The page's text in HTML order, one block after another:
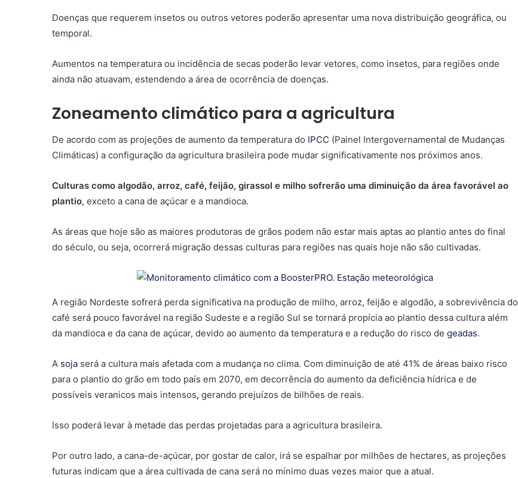
Doenças que requerem insetos ou outros vetores poderão apresentar uma nova distribuição geográfica, ou
temporal.
Aumentos na temperatura ou incidência de secas poderão levar vetores, como insetos, para regiões onde
ainda não atuavam, estendendo a área de ocorrência de doenças.
Zoneamento climático para a agricultura
De acordo com as projeções de aumento da temperatura do IPCC (Painel Intergovernamental de Mudanças
Climáticas) a configuração da agricultura brasileira pode mudar significativamente nos próximos anos.
Culturas como algodão, arroz, café, feijão, girassol e milho sofrerão uma diminuição da área favorável ao
plantio, exceto a cana de açúcar e a mandioca.
As áreas que hoje são as maiores produtoras de grãos podem não estar mais aptas ao plantio antes do final
do século, ou seja, ocorrerá migração dessas culturas para regiões nas quais hoje não são cultivadas.
A região Nordeste sofrerá perda significativa na produção de milho, arroz, feijão e algodão, a sobrevivência do
café será pouco favorável na região Sudeste e a região Sul se tornará propícia ao plantio dessa cultura além
da mandioca e da cana de açúcar, devido ao aumento da temperatura e a redução do risco de geadas.
A soja será a cultura mais afetada com a mudança no clima. Com diminuição de até 41% de áreas baixo risco
para o plantio do grão em todo país em 2070, em decorrência do aumento da deficiência hídrica e de
possíveis veranicos mais intensos, gerando prejuízos de bilhões de reais.
Isso poderá levar à metade das perdas projetadas para a agricultura brasileira.
Por outro lado, a cana-de-açúcar, por gostar de calor, irá se espalhar por milhões de hectares, as projeções
futuras indicam que a área cultivada de cana será no mínimo duas vezes maior que a atual.